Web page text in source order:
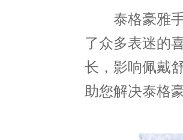
泰格豪雅手
了众多表迷的
长，影响佩戴
助您解决泰格